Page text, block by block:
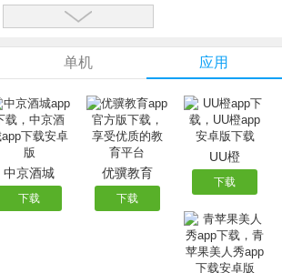
十万个为什么TV版吧，这是专门针对现代
划制作,内容涵括启蒙教育,百科知识,习惯
面.生动有趣的卡通动画,简浅易懂的语言,
等知识,这些都深深地吸引着小朋友们。
播速度
单机 应用
中京酒城
下载
优骥教育
下载
UU橙
下载